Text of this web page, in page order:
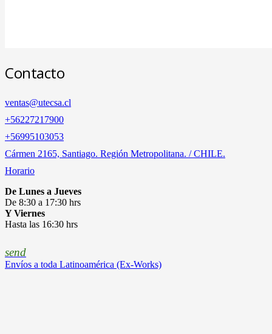
Contacto
ventas@utecsa.cl
+56227217900
‎+56995103053
Cármen 2165, Santiago. Región Metropolitana. / CHILE.
Horario
De Lunes a Jueves
De 8:30 a 17:30 hrs
Y Viernes
Hasta las 16:30 hrs
send
Envíos a toda Latinoamérica (Ex-Works)